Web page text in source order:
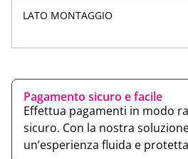
LATO MONTAGGIO
Pagamento sicuro e facile
Effettua pagamenti in modo
sicuro. Con la nostra
un’esperienza fluida e protetta